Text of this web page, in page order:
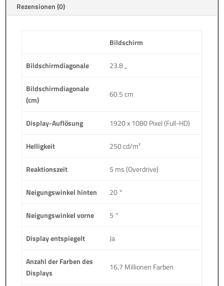
:
Rezensionen (0)
Bildschirm
Bildschirmdiagonale 23.8 „
Bildschirmdiagonale
(cm)
60.5 cm
Display-Auflösung 1920 x 1080 Pixel (Full-HD)
Helligkeit 250 cd/m²
Reaktionszeit 5 ms (Overdrive)
Neigungswinkel hinten 20 °
Neigungswinkel vorne 5 °
Display entspiegelt Ja
Anzahl der Farben des
Displays
16,7 Millionen Farben